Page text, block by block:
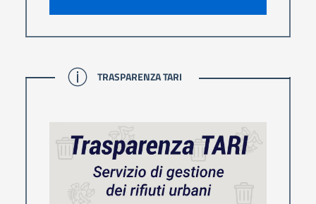
TRASPARENZA TARI
TRASPARENZA TARI